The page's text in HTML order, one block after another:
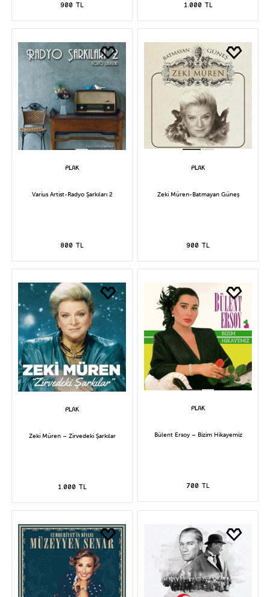
900 TL 1.000 TL
Varius Artist-Radyo Şarkıları 2
800 TL
Zeki Müren-Batmayan Güneş
900 TL
Zeki Müren – Zirvedeki Şarkılar
1.000 TL
Bülent Ersoy – Bizim Hikayemiz
700 TL